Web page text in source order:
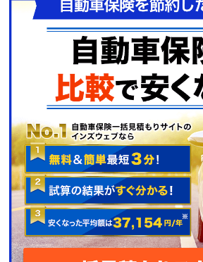
（50代/女
同じ事例では無いが、前の
特約使用)よりも、対応良く
思う。
（60
とてもスムーズに対応して
（50代/女
事故対応が速く、処置も満
（60代/